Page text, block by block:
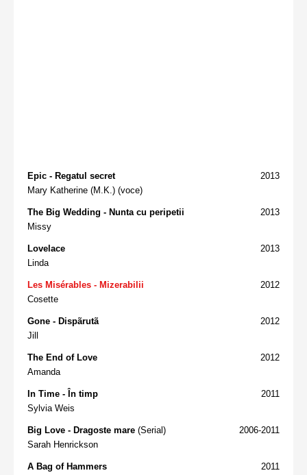
2013
Epic - Regatul secret
Mary Katherine (M.K.) (voce)
2013
The Big Wedding - Nunta cu peripetii
Missy
2013
Lovelace
Linda
2012
Les Misérables - Mizerabilii
Cosette
2012
Gone - Dispãrutã
Jill
2012
The End of Love
Amanda
2011
In Time - În timp
Sylvia Weis
2006-2011
Big Love - Dragoste mare (Serial)
Sarah Henrickson
2011
A Bag of Hammers